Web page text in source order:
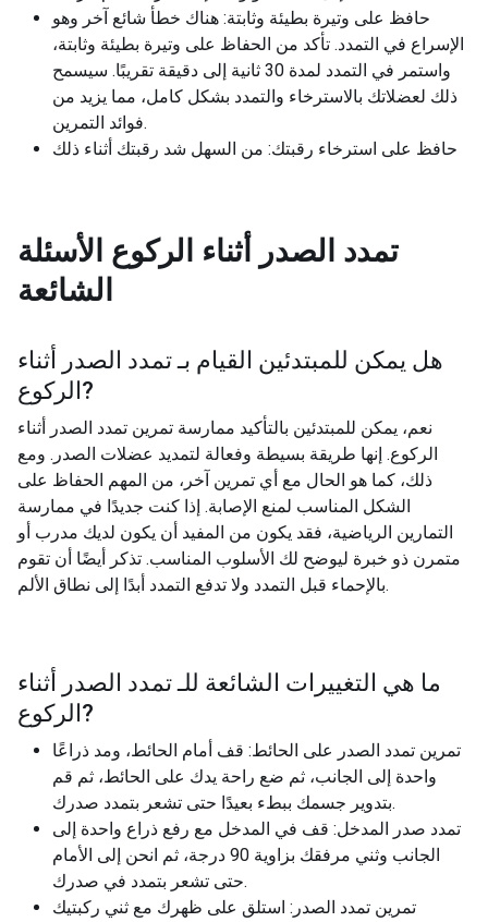
حافظ على وتيرة بطيئة وثابتة: هناك خطأ شائع آخر وهو
الإسراع في التمدد. تأكد من الحفاظ على وتيرة بطيئة وثابتة،
واستمر في التمدد لمدة 30 ثانية إلى دقيقة تقريبًا. سيسمح
ذلك لعضلاتك بالاسترخاء والتمدد بشكل كامل، مما يزيد من
فوائد التمرين.
حافظ على استرخاء رقبتك: من السهل شد رقبتك أثناء ذلك
تمدد الصدر أثناء الركوع الأسئلة
الشائعة
هل يمكن للمبتدئين القيام بـ تمدد الصدر أثناء
الركوع?
نعم، يمكن للمبتدئين بالتأكيد ممارسة تمرين تمدد الصدر أثناء
الركوع. إنها طريقة بسيطة وفعالة لتمديد عضلات الصدر. ومع
ذلك، كما هو الحال مع أي تمرين آخر، من المهم الحفاظ على
الشكل المناسب لمنع الإصابة. إذا كنت جديدًا في ممارسة
التمارين الرياضية، فقد يكون من المفيد أن يكون لديك مدرب أو
متمرن ذو خبرة ليوضح لك الأسلوب المناسب. تذكر أيضًا أن تقوم
بالإحماء قبل التمدد ولا تدفع التمدد أبدًا إلى نطاق الألم.
ما هي التغييرات الشائعة للـ تمدد الصدر أثناء
الركوع?
تمرين تمدد الصدر على الحائط: قف أمام الحائط، ومد ذراعًا
واحدة إلى الجانب، ثم ضع راحة يدك على الحائط، ثم قم
بتدوير جسمك ببطء بعيدًا حتى تشعر بتمدد صدرك.
تمدد صدر المدخل: قف في المدخل مع رفع ذراع واحدة إلى
الجانب وثني مرفقك بزاوية 90 درجة، ثم انحن إلى الأمام
حتى تشعر بتمدد في صدرك.
تمرين تمدد الصدر: استلق على ظهرك مع ثني ركبتيك